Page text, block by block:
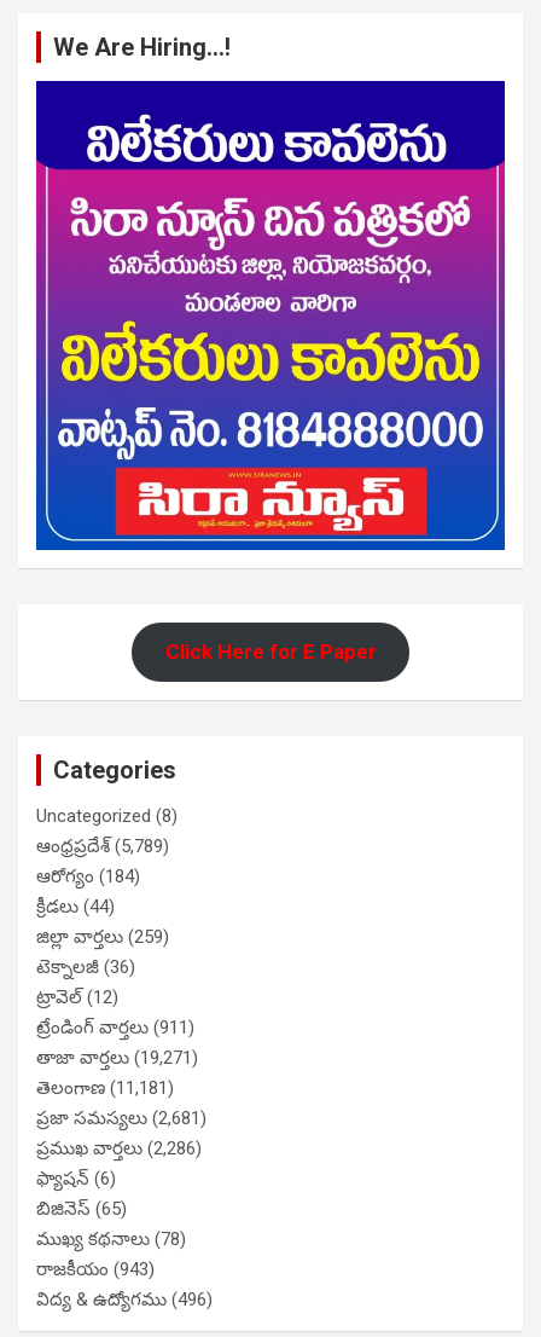
We Are Hiring…!
Click Here for E Paper
Categories
Uncategorized (8)
ఆంధ్రప్రదేశ్(5,789)
ఆరోగ్యం (184)
క్రీడలు (44)
జిల్లా వార్తలు (259)
టెక్నాలజీ (36)
ట్రావెల్(12)
ట్రేండింగ్ వార్తలు (911)
తాజా వార్తలు (19,271)
తెలంగాణ (11,181)
ప్రజా సమస్యలు (2,681)
ప్రముఖ వార్తలు (2,286)
ఫ్యాషన్ (6)
బిజినెస్ (65)
ముఖ్య కథనాలు (78)
రాజకీయం (943)
విద్య & ఉద్యోగము (496)